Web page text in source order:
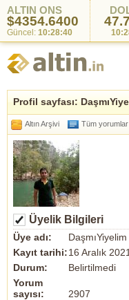
ALTIN ONS
$4354.6400
Güncel: 10:28:40
Profil sayfası:
Altın Arşivi Tüm yorumlar
Üyelik Bilgileri
Üye adı:
DaşmıYiyelim
Kayıt tarihi:16 Aralık 2021
Durum:
Belirtilmedi
Yorum
sayısı:
2907